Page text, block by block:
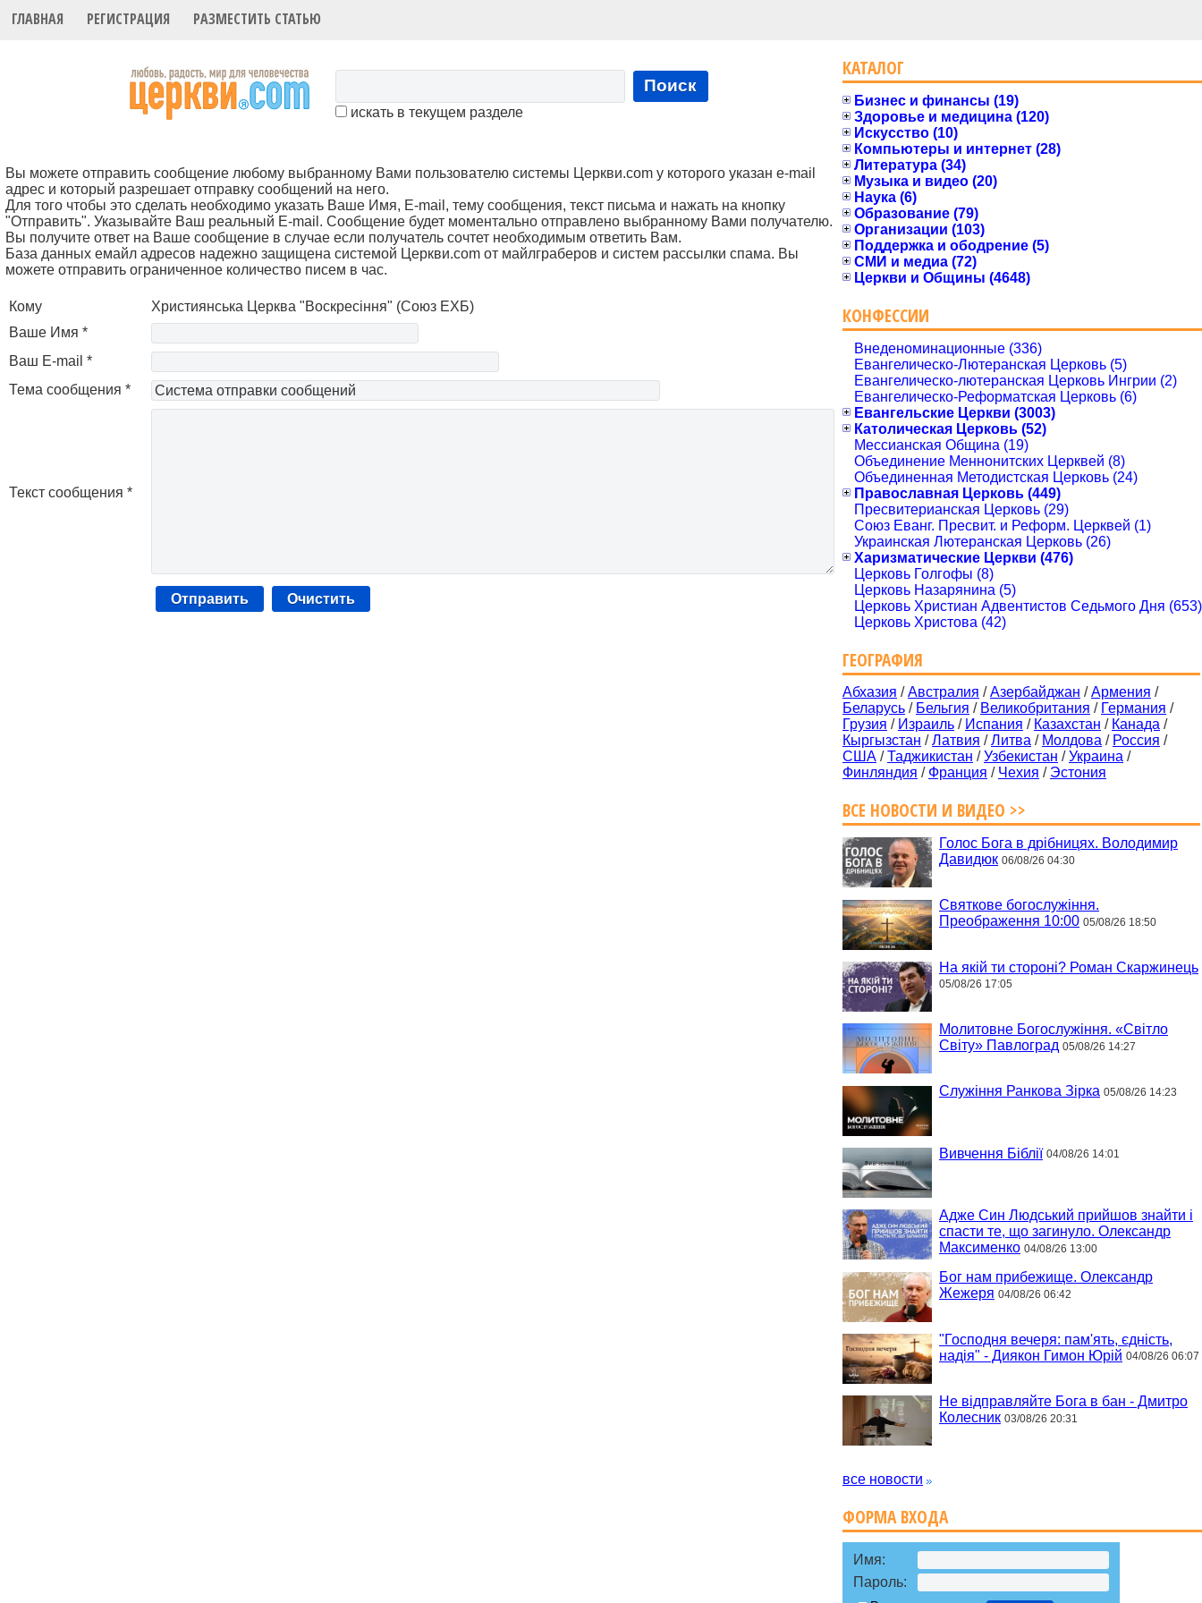
ГЛАВНАЯ РЕГИСТРАЦИЯ РАЗМЕСТИТЬ СТАТЬЮ
Поиск
искать в текущем разделе
Вы можете отправить сообщение любому выбранному Вами пользователю системы Церкви.com у которого указан e-mail
адрес и который разрешает отправку сообщений на него.
Для того чтобы это cделать необходимо указать Ваше Имя, Е-mail, тему сообщения, текст письма и нажать на кнопку
"Отправить". Указывайте Ваш реальный E-mail. Сообщение будет моментально отправлено выбранному Вами получателю.
Вы получите ответ на Ваше сообщение в случае если получатель сочтет необходимым ответить Вам.
База данных емайл адресов надежно защищена системой Церкви.com от майлграберов и систем рассылки спама. Вы
можете отправить ограниченное количество писем в час.
Кому
Християнська Церква "Воскресіння" (Союз ЕХБ)
Ваше Имя *
Ваш E-mail *
Тема сообщения *
Текст сообщения *
КАТАЛОГ
Бизнес и финансы (19)
Здоровье и медицина (120)
Искусство (10)
Компьютеры и интернет (28)
Литература (34)
Музыка и видео (20)
Наука (6)
Образование (79)
Организации (103)
Поддержка и ободрение (5)
СМИ и медиа (72)
Церкви и Общины (4648)
КОНФЕССИИ
Внеденоминационные (336)
Евангелическо-Лютеранская Церковь (5)
Евангелическо-лютеранская Церковь Ингрии (2)
Евангелическо-Реформатская Церковь (6)
Евангельские Церкви (3003)
Католическая Церковь (52)
Мессианская Община (19)
Объединение Меннонитских Церквей (8)
Объединенная Методистская Церковь (24)
Православная Церковь (449)
Пресвитерианская Церковь (29)
Союз Еванг. Пресвит. и Реформ. Церквей (1)
Украинская Лютеранская Церковь (26)
Харизматические Церкви (476)
Церковь Голгофы (8)
Церковь Назарянина (5)
Церковь Христиан Адвентистов Седьмого Дня (653)
Церковь Христова (42)
ГЕОГРАФИЯ
Абхазия /Австралия /Азербайджан /Армения /
Беларусь / Бельгия / Великобритания / Германия /
Грузия / Израиль / Испания / Казахстан / Канада /
Кыргызстан /Латвия /Литва / Молдова / Россия /
США /Таджикистан /Узбекистан /Украина /
Финляндия / Франция / Чехия / Эстония
ВСЕ НОВОСТИ И ВИДЕО >>
Голос Бога в дрібницях. Володимир
Давидюк 06/08/26 04:30
Святкове богослужіння.
Преображення 10:00 05/08/26 18:50
На якій ти стороні? Роман Скаржинець
05/08/26 17:05
Молитовне Богослужіння. «Світло
Світу» Павлоград 05/08/26 14:27
Служіння Ранкова Зірка 05/08/26 14:23
Вивчення Біблії 04/08/26 14:01
Адже Син Людський прийшов знайти і
спасти те, що загинуло. Олександр
Максименко 04/08/26 13:00
Бог нам прибежище. Олександр
Жежеря 04/08/26 06:42
"Господня вечеря: пам'ять, єдність,
надія" - Диякон Гимон Юрій 04/08/26 06:07
Не відправляйте Бога в бан - Дмитро
Колесник 03/08/26 20:31
все новости
ФОРМА ВХОДА
Имя:
Пароль: